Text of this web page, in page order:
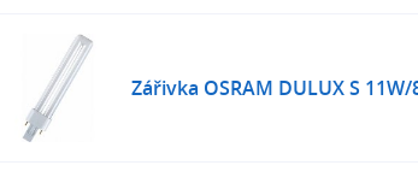
Zářivka OSRAM DULUX S 11W/